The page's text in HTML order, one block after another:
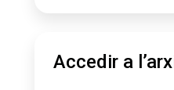
Accedir a